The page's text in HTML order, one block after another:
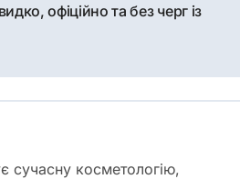
офіційно та без черг із
сучасну косметологію,